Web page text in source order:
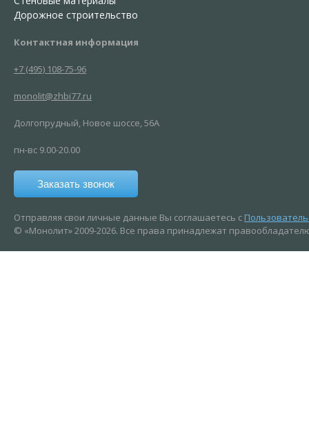
Дорожное строительство
Контактная информация
+7 (495) 108-75-96
monolit@zhbi77.ru
Долгопрудный, Новое шоссе, 56А
пн-вс 9.00-20.00
Заказать звонок
Отправляя свои личные данные Вы соглашаетесь с
© «Монолит» 2009-2026. Все права принадлежат